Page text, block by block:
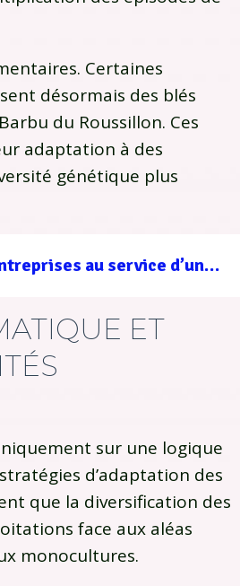
Certaines
désormais des blés
du Roussillon. Ces
adaptation à des
génétique plus
Filière forêt-bois : un tissu d’entreprises au service d’une gestion durable
ET
sur une logique
d’adaptation des
que la diversification des
face aux aléas
monocultures.